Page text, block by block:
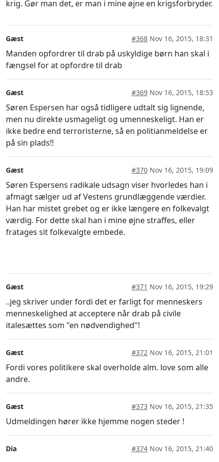
krig. Gør man det, er man i mine øjne en krigsforbryder.
Gæst #368 Nov 16, 2015, 18:31
Manden opfordrer til drab på uskyldige børn han skal i
fængsel for at opfordre til drab
Gæst #369 Nov 16, 2015, 18:53
Søren Espersen har også tidligere udtalt sig lignende,
men nu direkte usmageligt og umenneskeligt. Han er
ikke bedre end terroristerne, så en politianmeldelse er
på sin plads!!
Gæst #370 Nov 16, 2015, 19:09
Søren Espersens radikale udsagn viser hvorledes han i
afmagt sælger ud af Vestens grundlæggende værdier.
Han har mistet grebet og er ikke længere en folkevalgt
værdig. For dette skal han i mine øjne straffes, eller
fratages sit folkevalgte embede.
Gæst #371 Nov 16, 2015, 19:29
..jeg skriver under fordi det er farligt for menneskers
menneskelighed at acceptere når drab på civile
italesættes som "en nødvendighed"!
Gæst #372 Nov 16, 2015, 21:01
Fordi vores politikere skal overholde alm. love som alle
andre.
Gæst #373 Nov 16, 2015, 21:35
Udmeldingen hører ikke hjemme nogen steder !
Dia #374 Nov 16, 2015, 21:40